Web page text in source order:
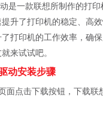
是一款联想所制作的打
升了打印机的稳定、高
打印机的工作效率，确
来试试吧。
动安装步骤
面点击下载按钮，下载联